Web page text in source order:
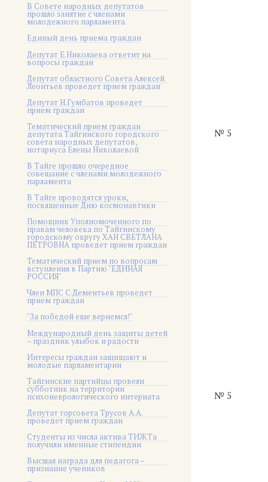
В Совете народных депутатов
прошло занятие с членами
молодежного парламента
Единый день приема граждан
Депутат Е.Николаева ответит на
вопросы граждан
Депутат областного Совета Алексей
Леонтьев проведет прием граждан
Депутат Н.Гумбатов проведет
прием граждан
Тематический прием граждан
депутата Тайгинского городского
совета народных депутатов,
нотариуса Елены Николаевой
В Тайге прошло очередное
совещание с членами молодежного
парламента
В Тайге проводятся уроки,
посвященные Дню космонавтики
Помощник Уполномоченного по
правам человека по Тайгинскому
городскому округу ХАН СВЕТЛАНА
ПЕТРОВНА проведет прием граждан
Тематический прием по вопросам
вступления в Партию "ЕДИНАЯ
РОССИЯ"
Член МПС С.Дементьев проведет
прием граждан
"За победой еще вернемся!"
Международный день защиты детей
– праздник улыбок и радости
Интересы граждан защищают и
молодые парламентарии
Тайгинские партийцы провели
субботник на территории
психоневрологического интерната
Депутат горсовета Трусов А.А.
проведет прием граждан
Студенты из числа актива ТИЖТа
получили именные стипендии
Высшая награда для педагога –
признание учеников
№ 5
№ 5